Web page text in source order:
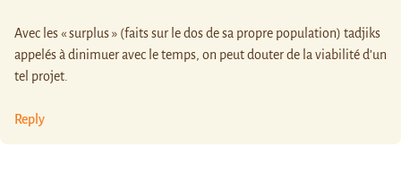
Avec les « surplus » (faits sur le dos de sa propre population) tadjiks
appelés à dinimuer avec le temps, on peut douter de la viabilité d’un
tel projet.
Reply